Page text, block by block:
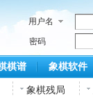
用户名
密码
棋谱 象棋软件
象棋残局